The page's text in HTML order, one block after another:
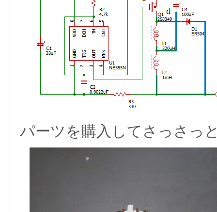
パーツを購入してさっさっ